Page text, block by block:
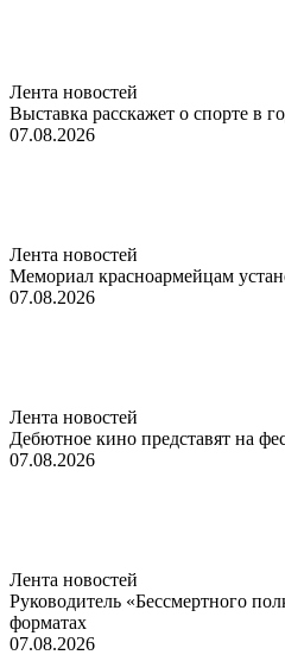
Лента новостей
Выставка расскажет о спорте в
07.08.2026
Лента новостей
Мемориал красноармейцам
07.08.2026
Лента новостей
Дебютное кино представят на
07.08.2026
Лента новостей
Руководитель «Бессмертного
форматах
07.08.2026